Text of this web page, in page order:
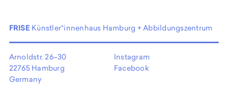
FRISE Künstler*innenhaus Hamburg + Abbildungszentrum
Arnoldstr. 26–30
22765 Hamburg
Germany
Instagram
Facebook